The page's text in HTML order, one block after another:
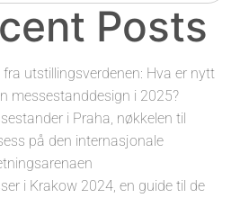
Posts
fra utstillingsverdenen: Hva er nytt
messestanddesign i 2025?
i Praha, nøkkelen til
på den internasjonale
i Krakow 2024, en guide til de